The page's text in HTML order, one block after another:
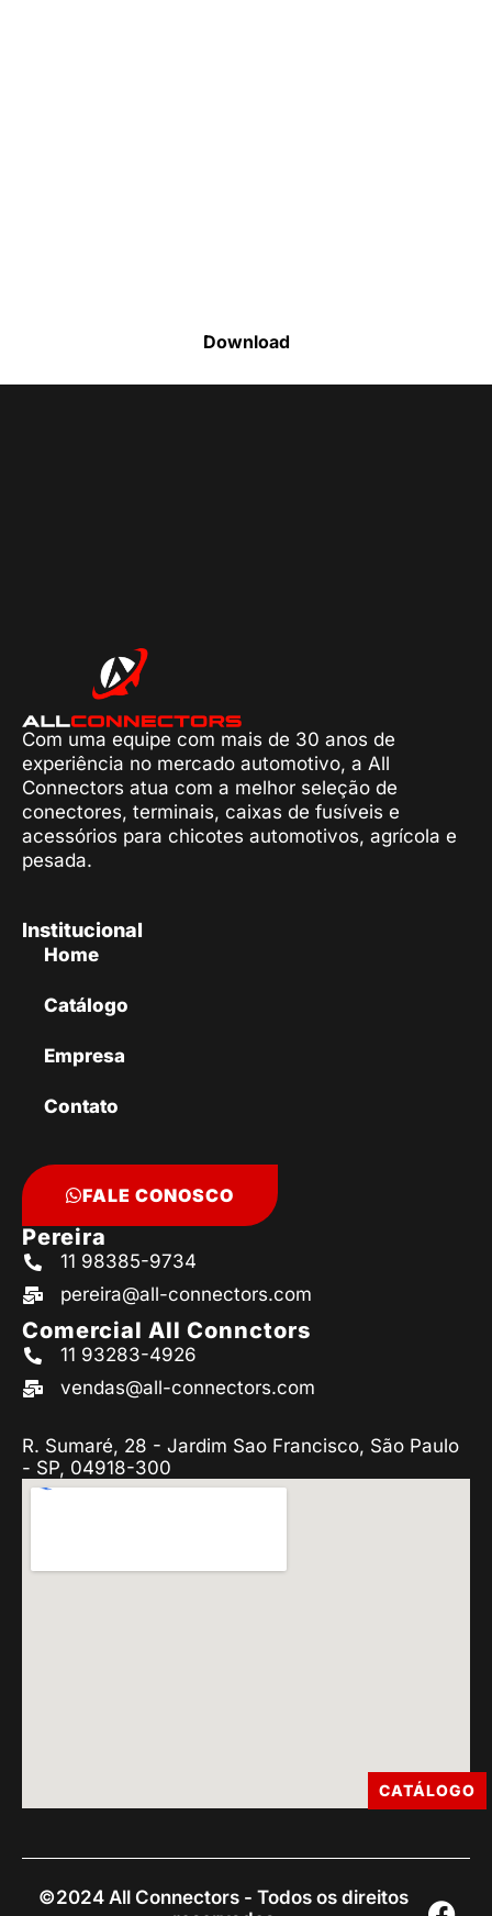
Download
Com uma equipe com mais de 30 anos de
experiência no mercado automotivo, a All
Connectors atua com a melhor seleção de
conectores, terminais, caixas de fusíveis e
acessórios para chicotes automotivos, agrícola e
pesada.
Institucional
Home
Catálogo
Empresa
Contato
FALE CONOSCO
Pereira
11 98385-9734
pereira@all-connectors.com
Comercial All Connctors
11 93283-4926
vendas@all-connectors.com
R. Sumaré, 28 - Jardim Sao Francisco, São Paulo
- SP, 04918-300
©2024 All Connectors - Todos os direitos
CATÁLOGO